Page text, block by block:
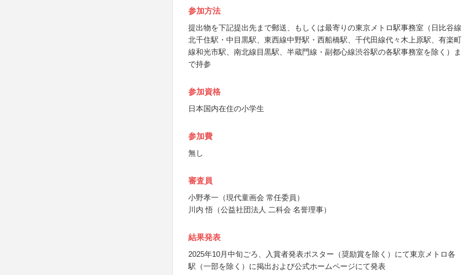
参加方法
提出物を下記提出先まで郵送、もしくは最寄りの東京メトロ駅事務室（日比谷線
北千住駅・中目黒駅、東西線中野駅・西船橋駅、千代田線代々木上原駅、有楽町
線和光市駅、南北線目黒駅、半蔵門線・副都心線渋谷駅の各駅事務室を除く）ま
で持参
参加資格
日本国内在住の小学生
参加費
無し
審査員
小野孝一（現代童画会 常任委員）
川内 悟（公益社団法人 二科会 名誉理事）
結果発表
2025年10月中旬ごろ、入賞者発表ポスター（奨励賞を除く）にて東京メトロ各
駅（一部を除く）に掲出および公式ホームページにて発表